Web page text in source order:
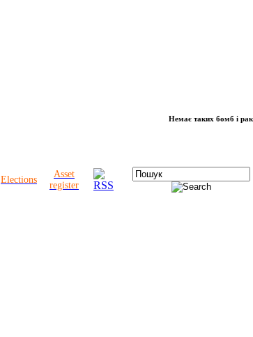
Немає таких бомб і ракет,
Elections
Asset
register